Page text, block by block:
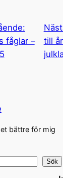
fåglar –
till
bättre för mig
Sök